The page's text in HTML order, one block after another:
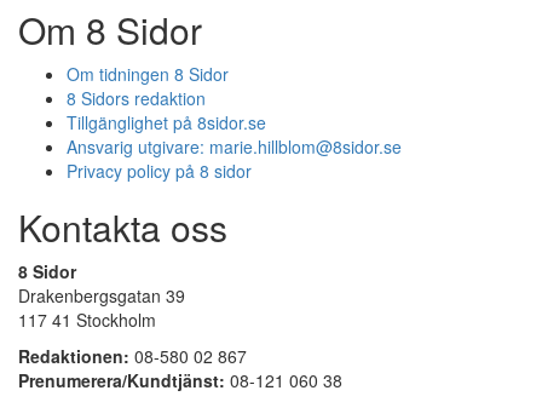
Om 8 Sidor
Om tidningen 8 Sidor
8 Sidors redaktion
Tillgänglighet på 8sidor.se
Ansvarig utgivare: marie.hillblom@8sidor.se
Privacy policy på 8 sidor
Kontakta oss
8 Sidor
Drakenbergsgatan 39
117 41 Stockholm
Redaktionen: 08-580 02 867
Prenumerera/Kundtjänst: 08-121 060 38